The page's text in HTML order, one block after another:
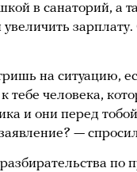
в санаторий, а
увеличить
на ситуацию,
человека,
и они перед
—
по